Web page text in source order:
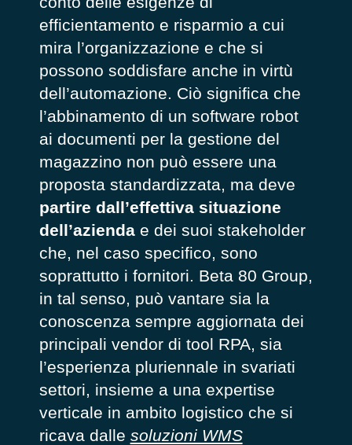
efficientamento e risparmio a cui
mira l’organizzazione e che si
possono soddisfare anche in virtù
dell’automazione. Ciò significa che
l’abbinamento di un software robot
ai documenti per la gestione del
magazzino non può essere una
proposta standardizzata, ma deve
partire dall’effettiva situazione
dell’aziendae dei suoi stakeholder
che, nel caso specifico, sono
soprattutto i fornitori. Beta 80 Group,
in tal senso, può vantare sia la
conoscenza sempre aggiornata dei
principali vendor di tool RPA, sia
l’esperienza pluriennale in svariati
settori, insieme a una expertise
verticale in ambito logistico che si
ricava dalle soluzioni WMS